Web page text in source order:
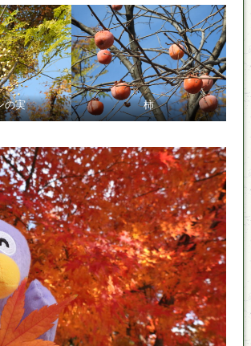
の実 柿